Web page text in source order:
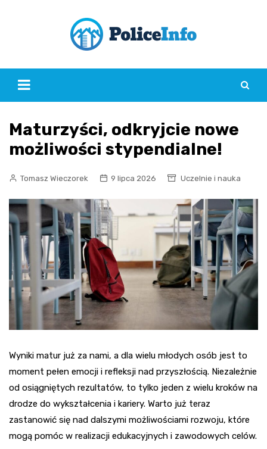
Maturzyści, odkryjcie nowe
możliwości stypendialne!
Tomasz Wieczorek 9 lipca 2026 Uczelnie i nauka
Wyniki matur już za nami, a dla wielu młodych osób jest to
moment pełen emocji i refleksji nad przyszłością. Niezależnie
od osiągniętych rezultatów, to tylko jeden z wielu kroków na
drodze do wykształcenia i kariery. Warto już teraz
zastanowić się nad dalszymi możliwościami rozwoju, które
mogą pomóc w realizacji edukacyjnych i zawodowych celów.